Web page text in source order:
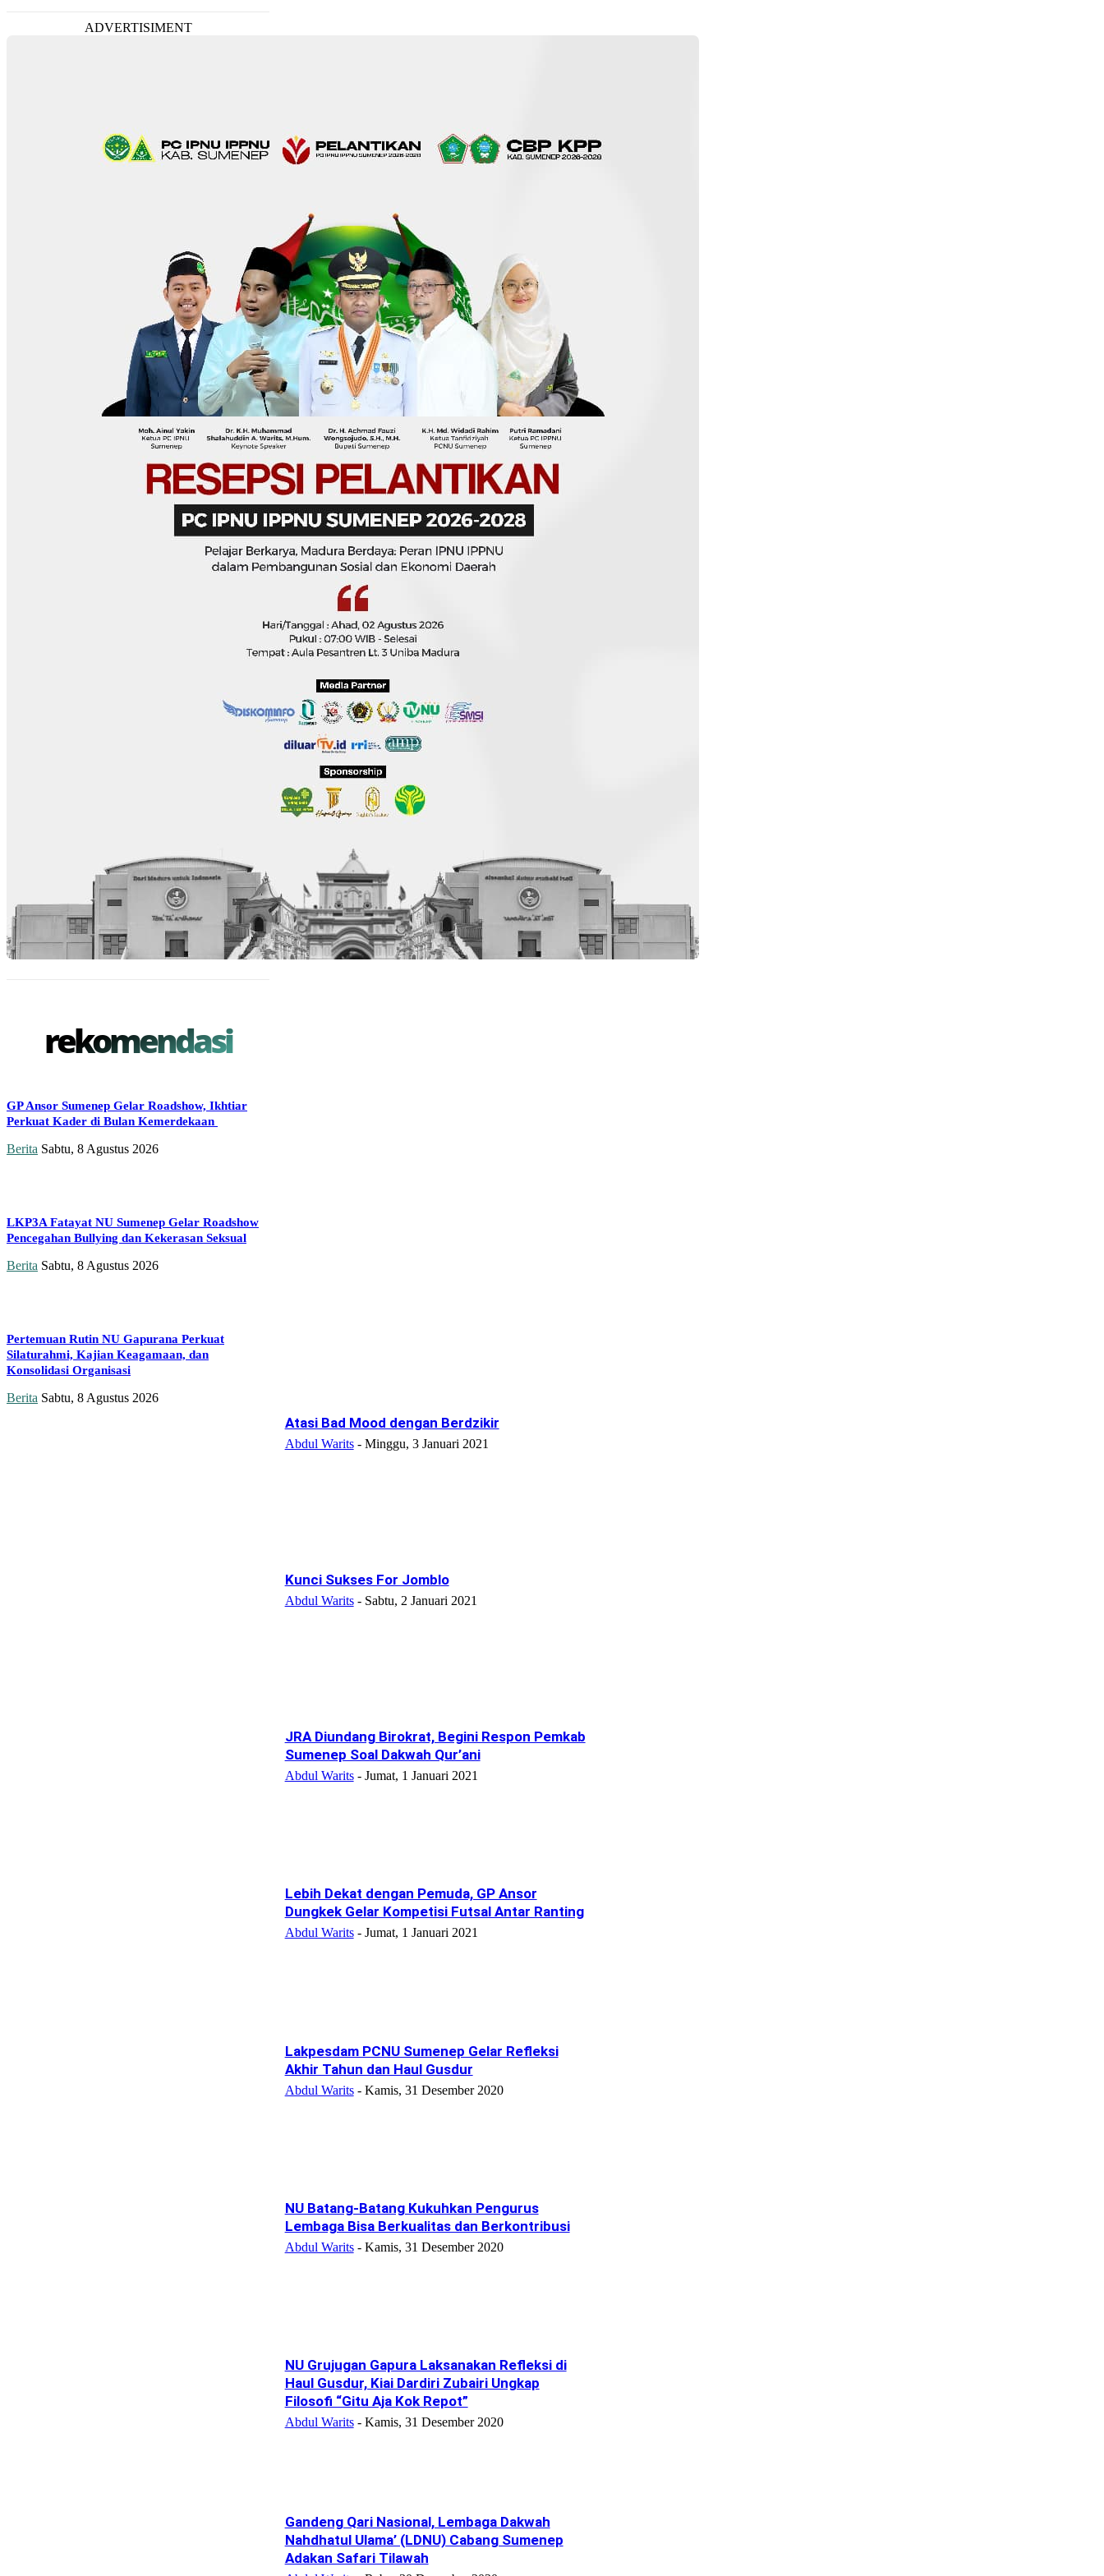
ADVERTISIMENT
rekomendasi
GP Ansor Sumenep Gelar Roadshow, Ikhtiar
Perkuat Kader di Bulan Kemerdekaan
Berita Sabtu, 8 Agustus 2026
LKP3A Fatayat NU Sumenep Gelar Roadshow
Pencegahan Bullying dan Kekerasan Seksual
Berita Sabtu, 8 Agustus 2026
Pertemuan Rutin NU Gapurana Perkuat
Silaturahmi, Kajian Keagamaan, dan
Konsolidasi Organisasi
Berita Sabtu, 8 Agustus 2026
Atasi Bad Mood dengan Berdzikir
Abdul Warits - Minggu, 3 Januari 2021
Kunci Sukses For Jomblo
Abdul Warits - Sabtu, 2 Januari 2021
JRA Diundang Birokrat, Begini Respon Pemkab
Sumenep Soal Dakwah Qur’ani
Abdul Warits - Jumat, 1 Januari 2021
Lebih Dekat dengan Pemuda, GP Ansor
Dungkek Gelar Kompetisi Futsal Antar Ranting
Abdul Warits - Jumat, 1 Januari 2021
Lakpesdam PCNU Sumenep Gelar Refleksi
Akhir Tahun dan Haul Gusdur
Abdul Warits - Kamis, 31 Desember 2020
NU Batang-Batang Kukuhkan Pengurus
Lembaga Bisa Berkualitas dan Berkontribusi
Abdul Warits - Kamis, 31 Desember 2020
NU Grujugan Gapura Laksanakan Refleksi di
Haul Gusdur, Kiai Dardiri Zubairi Ungkap
Filosofi “Gitu Aja Kok Repot”
Abdul Warits - Kamis, 31 Desember 2020
Gandeng Qari Nasional, Lembaga Dakwah
Nahdhatul Ulama’ (LDNU) Cabang Sumenep
Adakan Safari Tilawah